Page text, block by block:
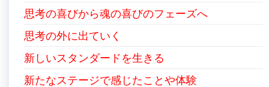
思考の喜びから魂の喜びのフェーズへ
思考の外に出ていく
新しいスタンダードを生きる
新たなステージで感じたことや体験